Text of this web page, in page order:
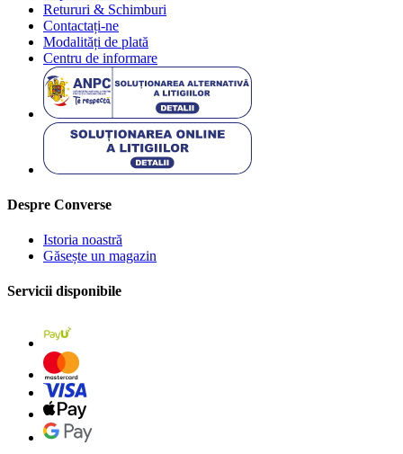
Retururi & Schimburi
Contactați-ne
Modalități de plată
Centru de informare
Despre Converse
Istoria noastră
Găsește un magazin
Servicii disponibile